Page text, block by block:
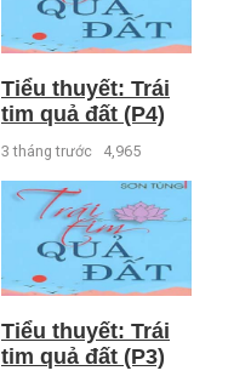
Tiểu thuyết: Trái
tim quả đất (P4)
3 tháng trước 4,965
Tiểu thuyết: Trái
tim quả đất (P3)